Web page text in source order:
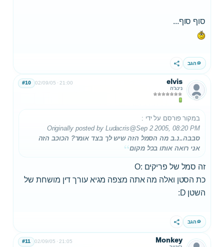
סוף סוף...
הגב שתף
elvis
נינג'ה
02/09/05 21:00
#10
במקור פורסם על ידי :
Originally posted by Ludacris@Sep 2 2005, 08:20 PM
סבבה..נ.ב מה הסמל הזה שיש לך בצד אומר? הכוכב הזה
אני רואה אותו בכל מקום
זה סמל של פריקים :O
כת הסטן ואלה מה אתה מצפה מגיא עורך דין מושחת של
השטן D:
הגב שתף
Monkey
02/09/05 21:05
#11